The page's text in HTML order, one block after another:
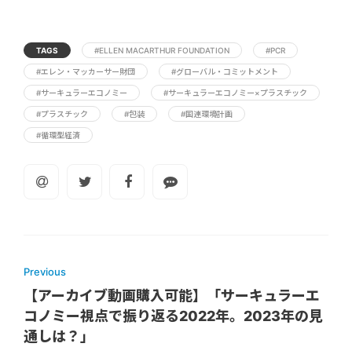
TAGS #ELLEN MACARTHUR FOUNDATION #PCR
#エレン・マッカーサー財団 #グローバル・コミットメント
#サーキュラーエコノミー #サーキュラーエコノミー×プラスチック
#プラスチック #包装 #国連環境計画
#循環型経済
Previous
【アーカイブ動画購入可能】「サーキュラーエ
コノミー視点で振り返る2022年。2023年の見
通しは？」